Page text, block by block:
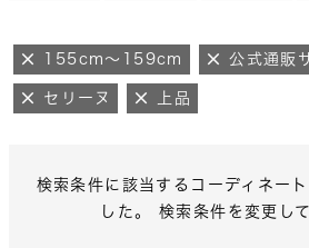
155cm～159cm 公式通販
セリーヌ 上品
検索条件に該当するコーディネー
した。 検索条件を変更し